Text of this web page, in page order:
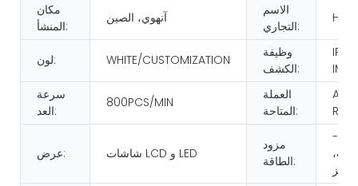
مكان
المنشأ:
آنهوي، الصين
الاسم
التجاري:
لون: WHITE/CUSTOMIZATION
وظيفة
الكشف:
IR/
سرعة
العد:
800PCS/MIN
العملة
المتاحة:
AS
عرض: شاشات LCD و LED
مزود
الطاقة:
تيار متردد 100-
فولت،